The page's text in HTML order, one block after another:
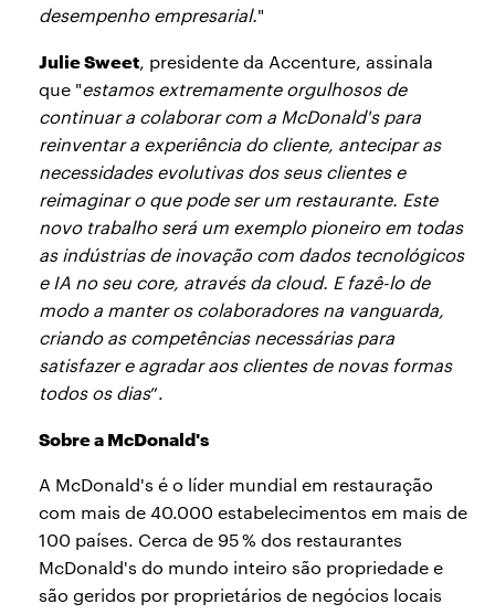
desempenho empresarial."
Julie Sweet, presidente da Accenture, assinala
que "estamos extremamente orgulhosos de
continuar a colaborar com a McDonald's para
reinventar a experiência do cliente, antecipar as
necessidades evolutivas dos seus clientes e
reimaginar o que pode ser um restaurante. Este
novo trabalho será um exemplo pioneiro em todas
as indústrias de inovação com dados tecnológicos
e IA no seu core, através da cloud. E fazê-lo de
modo a manter os colaboradores na vanguarda,
criando as competências necessárias para
satisfazer e agradar aos clientes de novas formas
todos os dias”.
Sobre a McDonald's
A McDonald's é o líder mundial em restauração
com mais de 40.000 estabelecimentos em mais de
100 países. Cerca de 95 % dos restaurantes
McDonald's do mundo inteiro são propriedade e
são geridos por proprietários de negócios locais